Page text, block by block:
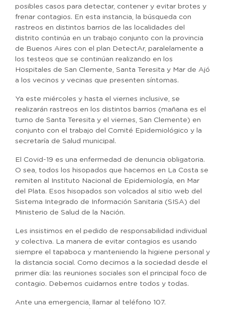
posibles casos para detectar, contener y evitar brotes y
frenar contagios. En esta instancia, la búsqueda con
rastreos en distintos barrios de las localidades del
distrito continúa en un trabajo conjunto con la provincia
de Buenos Aires con el plan DetectAr, paralelamente a
los testeos que se continúan realizando en los
Hospitales de San Clemente, Santa Teresita y Mar de Ajó
a los vecinos y vecinas que presenten síntomas.
Ya este miércoles y hasta el viernes inclusive, se
realizarán rastreos en los distintos barrios (mañana es el
turno de Santa Teresita y el viernes, San Clemente) en
conjunto con el trabajo del Comité Epidemiológico y la
secretaría de Salud municipal.
El Covid-19 es una enfermedad de denuncia obligatoria.
O sea, todos los hisopados que hacemos en La Costa se
remiten al Instituto Nacional de Epidemiología, en Mar
del Plata. Esos hisopados son volcados al sitio web del
Sistema Integrado de Información Sanitaria (SISA) del
Ministerio de Salud de la Nación.
Les insistimos en el pedido de responsabilidad individual
y colectiva. La manera de evitar contagios es usando
siempre el tapaboca y manteniendo la higiene personal y
la distancia social. Como decimos a la sociedad desde el
primer día: las reuniones sociales son el principal foco de
contagio. Debemos cuidarnos entre todos y todas.
Ante una emergencia, llamar al teléfono 107.